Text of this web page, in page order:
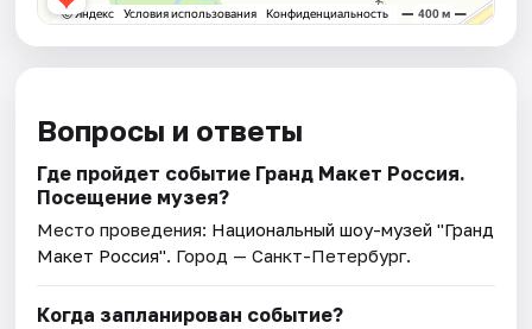
Вопросы и ответы
Где пройдет событие Гранд Макет Россия.
Посещение музея?
Место проведения: Национальный шоу-музей "Гранд
Макет Россия". Город — Санкт-Петербург.
Когда запланирован событие?